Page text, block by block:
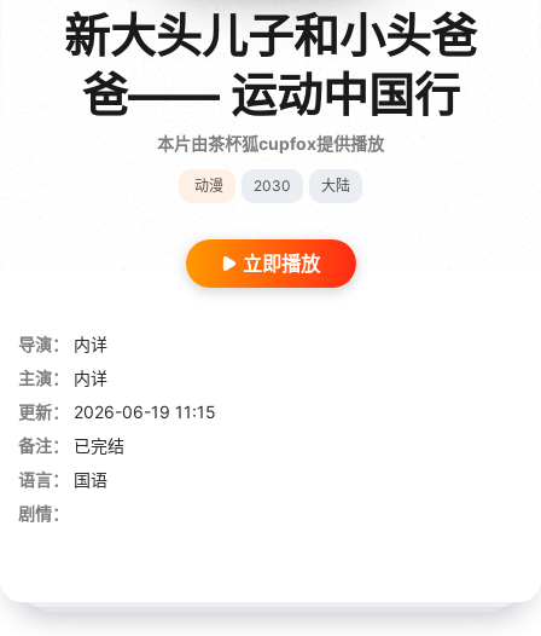
新大头儿子和小头爸
爸—— 运动中国行
本片由茶杯狐cupfox提供播放
动漫 2030 大陆
立即播放
导演：
内详
主演：
内详
更新：
2026-06-19 11:15
备注：
已完结
语言：
国语
剧情：